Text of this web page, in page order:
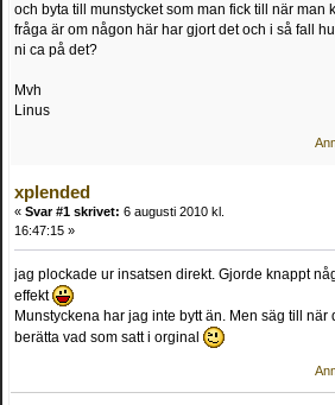
och byta till munstycket som man fick till när man
fråga är om någon här har gjort det och i så fall
ni ca på det?
Mvh
Linus
xplended
« Svar #1 skrivet: 6 augusti 2010 kl.
16:47:15 »
jag plockade ur insatsen direkt. Gjorde knappt
effekt
Munstyckena har jag inte bytt än. Men säg till när
berätta vad som satt i orginal